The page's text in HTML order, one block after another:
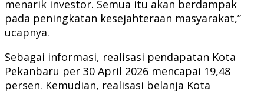
menarik investor. Semua itu akan berdampak
pada peningkatan kesejahteraan masyarakat,”
ucapnya.
Sebagai informasi, realisasi pendapatan Kota
Pekanbaru per 30 April 2026 mencapai 19,48
persen. Kemudian, realisasi belanja Kota